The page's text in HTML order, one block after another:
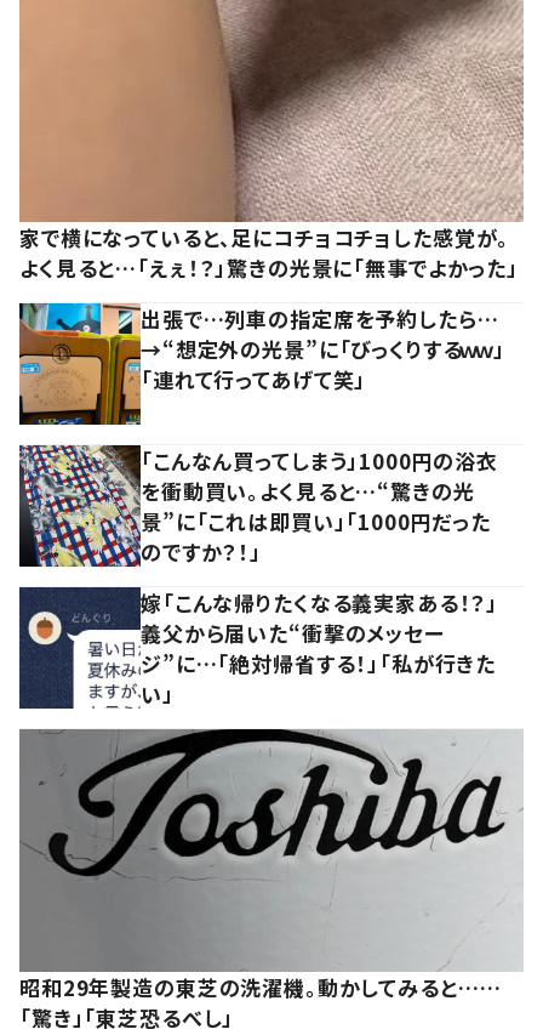
家で横になっていると、足にコチョコチョした感覚が。
よく見ると…「えぇ！？」驚きの光景に「無事でよかった」
出張で…列車の指定席を予約したら…
→“想定外の光景”に「びっくりするｗｗ」
「連れて行ってあげて笑」
「こんなん買ってしまう」1000円の浴衣
を衝動買い。よく見ると…“驚きの光
景”に「これは即買い」「1000円だった
のですか？！」
嫁「こんな帰りたくなる義実家ある！？」
義父から届いた“衝撃のメッセー
ジ”に…「絶対帰省する！」「私が行きた
い」
昭和29年製造の東芝の洗濯機。動かしてみると……
「驚き」「東芝恐るべし」